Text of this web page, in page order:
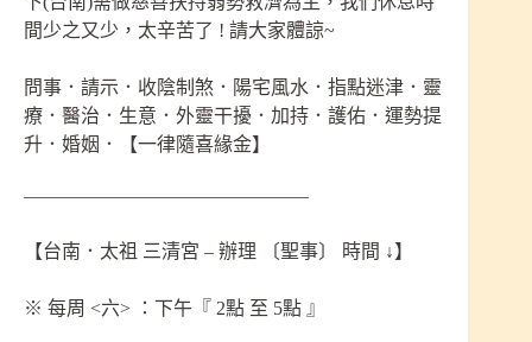
間少之又少，太辛苦了 ! 請大家體諒~
問事．請示．收陰制煞．陽宅風水．指點迷津．靈
療．醫治．生意．外靈干擾．加持．護佑．運勢提
升．婚姻．【一律隨喜緣金】
———————————————
【台南．太祖 三清宮 – 辦理 〔聖事〕 時間 ↓】
※ 每周 <六> ：下午『 2點 至 5點 』